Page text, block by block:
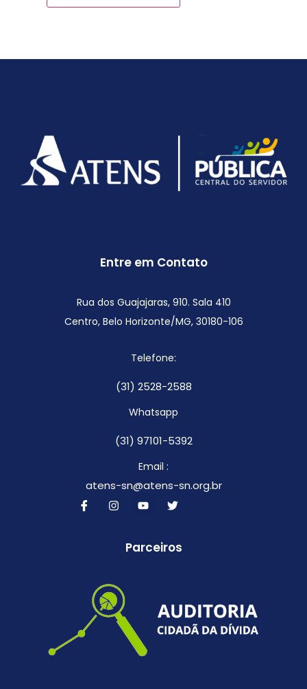
Entre em Contato
Rua dos Guajajaras, 910. Sala 410
Centro, Belo Horizonte/MG, 30180-106
Telefone:
(31) 2528-2588
Whatsapp
(31) 97101-5392
Email :
atens-sn@atens-sn.org.br
Parceiros